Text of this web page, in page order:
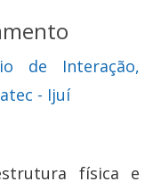
de Interação,
- Ijuí
física e